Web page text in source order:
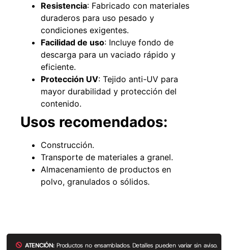
Resistencia: Fabricado con materiales
duraderos para uso pesado y
condiciones exigentes.
Facilidad de uso: Incluye fondo de
descarga para un vaciado rápido y
eficiente.
Protección UV: Tejido anti-UV para
mayor durabilidad y protección del
contenido.
Usos recomendados:
Construcción.
Transporte de materiales a granel.
Almacenamiento de productos en
polvo, granulados o sólidos.
ATENCIÓN:Productos no ensamblados. Detalles pueden variar sin aviso.